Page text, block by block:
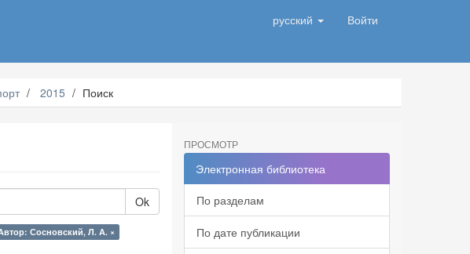
русский Войти
2015 Поиск
Ok
Сосновский, Л. А. ×
ПРОСМОТР
Электронная библиотека
По разделам
По дате публикации